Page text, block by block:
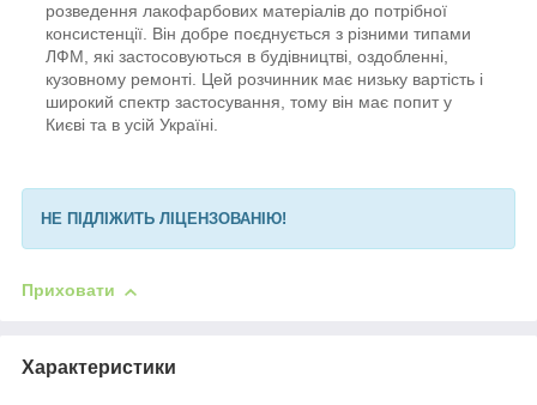
розведення лакофарбових матеріалів до потрібної
консистенції. Він добре поєднується з різними типами
ЛФМ, які застосовуються в будівництві, оздобленні,
кузовному ремонті. Цей розчинник має низьку вартість і
широкий спектр застосування, тому він має попит у
Києві та в усій Україні.
НЕ ПІДЛІЖИТЬ ЛІЦЕНЗОВАНІЮ!
Приховати
Характеристики